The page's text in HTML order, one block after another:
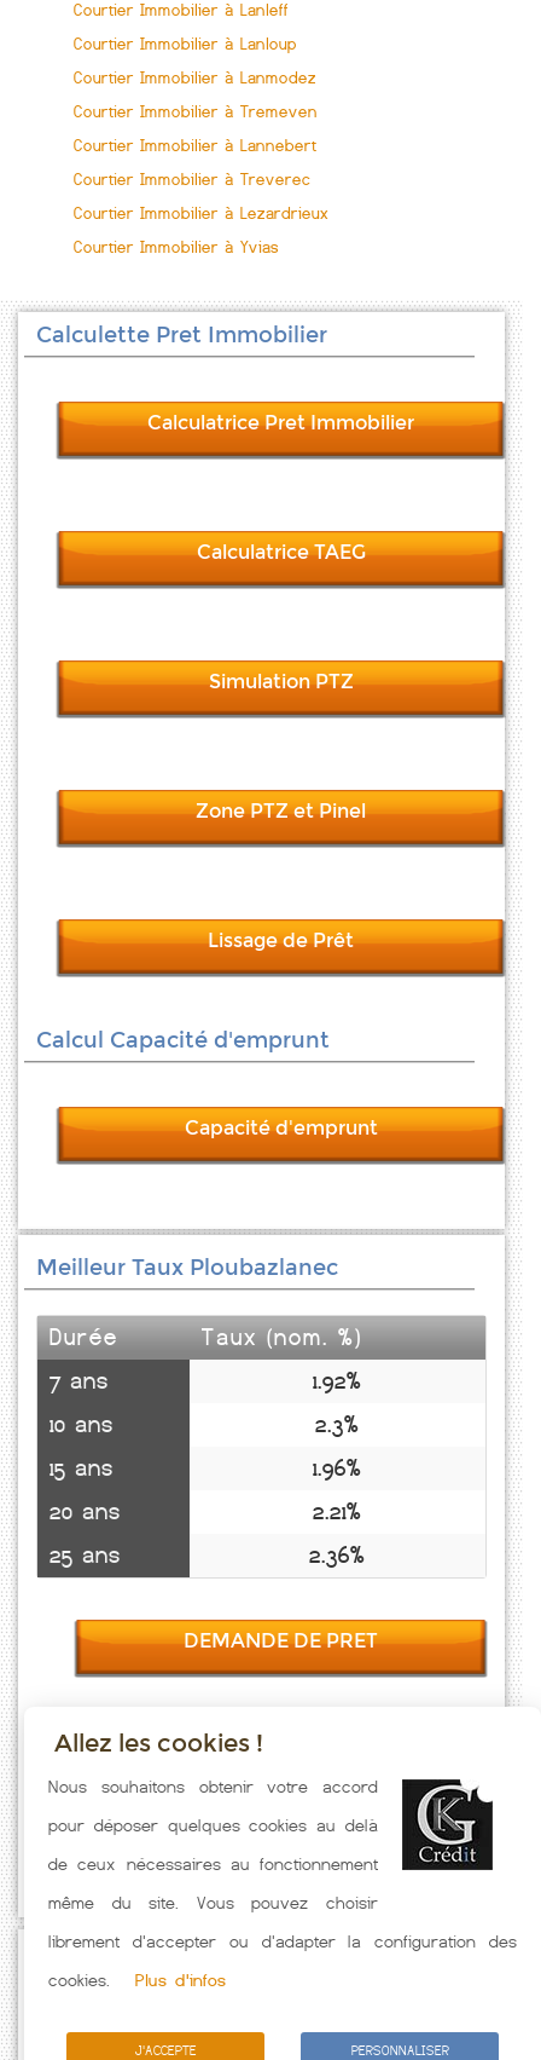
Courtier Immobilier à Lanleff
Courtier Immobilier à Lanloup
Courtier Immobilier à Lanmodez
Courtier Immobilier à Tremeven
Courtier Immobilier à Lannebert
Courtier Immobilier à Treverec
Courtier Immobilier à Lezardrieux
Courtier Immobilier à Yvias
Calculette Pret Immobilier
Calculatrice Pret Immobilier
Calculatrice TAEG
Simulation PTZ
Zone PTZ et Pinel
Lissage de Prêt
Calcul Capacité d'emprunt
Capacité d'emprunt
Meilleur Taux Ploubazlanec
Durée
Taux (nom. %)
7 ans
1.92%
10 ans
2.3%
15 ans
1.96%
20 ans
2.21%
25 ans
2.36%
DEMANDE DE PRET
Taux emprunt actualisés (Ploubazlanec) toutes les semaines. Taux
Immobilier pratiqués par nos partenaires bancaires. Meilleur Taux
hors assurance. Taux crédit immobilier indicatif fonction des
caractéristiques de l'emprunteur.
Allez les cookies !
Nous souhaitons obtenir votre accord
pour déposer quelques cookies au delà
de ceux nécessaires au fonctionnement
même du site. Vous pouvez choisir
librement d'accepter ou d'adapter la configuration des
cookies.
Plus d'infos
J'ACCEPTE PERSONNALISER